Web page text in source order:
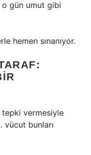
gün umut gibi
hemen sınanıyor.
tepki vermesiyle
vücut bunları